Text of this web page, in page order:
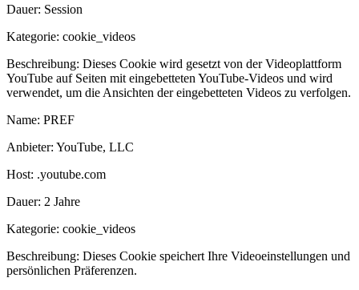
Dauer: Session
Kategorie: cookie_videos
Beschreibung: Dieses Cookie wird gesetzt von der Videoplattform
YouTube auf Seiten mit eingebetteten YouTube-Videos und wird
verwendet, um die Ansichten der eingebetteten Videos zu verfolgen.
Name: PREF
Anbieter: YouTube, LLC
Host: .youtube.com
Dauer: 2 Jahre
Kategorie: cookie_videos
Beschreibung: Dieses Cookie speichert Ihre Videoeinstellungen und
persönlichen Präferenzen.